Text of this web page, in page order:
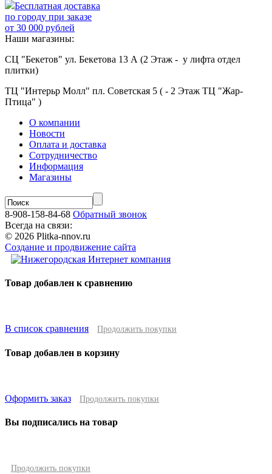
Бесплатная доставка
по городу при заказе
от 30 000 рублей
Наши магазины:
СЦ "Бекетов" ул. Бекетова 13 А (2 Этаж - у лифта отдел
плитки)
ТЦ "Интерьр Молл" пл. Советская 5 ( - 2 Этаж ТЦ "Жар-
Птица" )
О компании
Новости
Оплата и доставка
Сотрудничество
Информация
Магазины
8-908-158-84-68 Обратный звонок
Всегда на связи:
© 2026 Plitka-nnov.ru
Создание и продвижение сайта
Товар добавлен к сравнению
В список сравнения Продолжить покупки
Товар добавлен в корзину
Оформить заказ Продолжить покупки
Вы подписались на товар
Продолжить покупки